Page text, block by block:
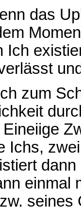
das
Ich
zum
Eineiige
Ichs,
einmal
seines